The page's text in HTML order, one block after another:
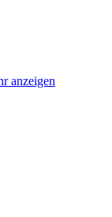
anzeigen